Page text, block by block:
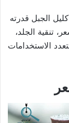
الجبل قدرته
تنقية الجلد،
الاستخدامات